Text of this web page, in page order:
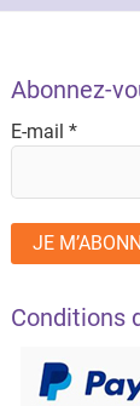
Abonnez-
E-mail *
Conditions